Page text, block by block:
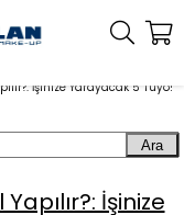
İşinize Yarayacak 5 Tüyo!
Ara
İşinize